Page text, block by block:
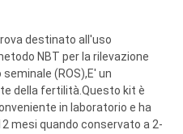
destinato all'uso
NBT per la rilevazione
(ROS),E' un
della fertilità.Questo kit è
in laboratorio e ha
mesi quando conservato a 2-